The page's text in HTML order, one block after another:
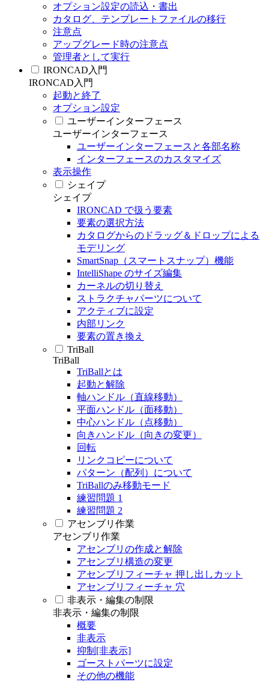
オプション設定の読込・書出
カタログ、テンプレートファイルの移行
注意点
アップグレード時の注意点
管理者として実行
IRONCAD入門
IRONCAD入門
起動と終了
オプション設定
ユーザーインターフェース
ユーザーインターフェース
ユーザーインターフェースと各部名称
インターフェースのカスタマイズ
表示操作
シェイプ
シェイプ
IRONCAD で扱う要素
要素の選択方法
カタログからのドラッグ＆ドロップによる
モデリング
SmartSnap（スマートスナップ）機能
IntelliShape のサイズ編集
カーネルの切り替え
ストラクチャパーツについて
アクティブに設定
内部リンク
要素の置き換え
TriBall
TriBall
TriBallとは
起動と解除
軸ハンドル（直線移動）
平面ハンドル（面移動）
中心ハンドル（点移動）
向きハンドル（向きの変更）
回転
リンクコピーについて
パターン（配列）について
TriBallのみ移動モード
練習問題 1
練習問題 2
アセンブリ作業
アセンブリ作業
アセンブリの作成と解除
アセンブリ構造の変更
アセンブリフィーチャ 押し出しカット
アセンブリフィーチャ 穴
非表示・編集の制限
非表示・編集の制限
概要
非表示
抑制[非表示]
ゴーストパーツに設定
その他の機能